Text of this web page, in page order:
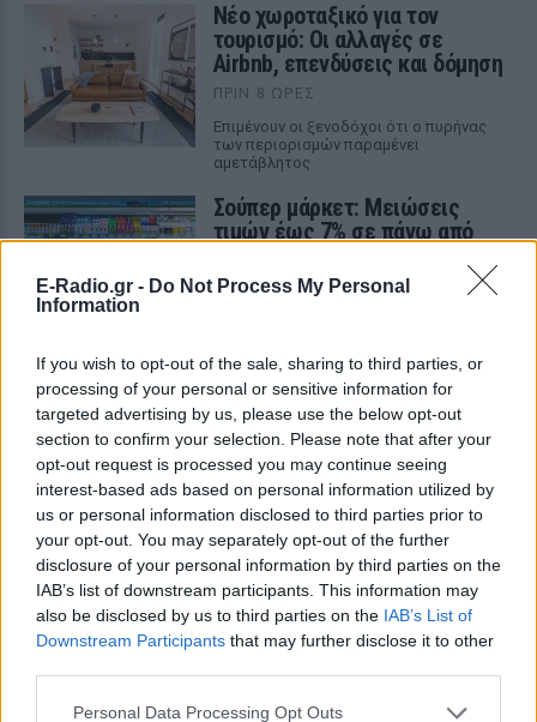
E-Radio.gr - Do Not Process My Personal
Information
If you wish to opt-out of the sale, sharing to third parties, or
processing of your personal or sensitive information for
targeted advertising by us, please use the below opt-out
section to confirm your selection. Please note that after your
opt-out request is processed you may continue seeing
interest-based ads based on personal information utilized by
us or personal information disclosed to third parties prior to
your opt-out. You may separately opt-out of the further
disclosure of your personal information by third parties on the
IAB’s list of downstream participants. This information may
also be disclosed by us to third parties on the IAB’s List of
Downstream Participants that may further disclose it to other
Personal Data Processing Opt Outs
Νέο χωροταξικό για τον
τουρισμό: Οι αλλαγές σε
Airbnb, επενδύσεις και δόμηση
ΠΡΙΝ 8 ΏΡΕΣ
Επιμένουν οι ξενοδόχοι ότι ο πυρήνας
των περιορισμών παραμένει
αμετάβλητος
Σούπερ μάρκετ: Μειώσεις
τιμών έως 7% σε πάνω από
ΠΡΙΝ 8 ΏΡΕΣ
686 επώνυμοι κωδικοί, ακόμη 230 σε
σχολικά και προϊόντα ιδιωτικής ετικέτας
- Έρχονται νέες συμμετοχές εταιρειών
«Θέλω τον μπαμπά μου»: Το
βίντεο της μεθυσμένης οδηγού
που σκότωσε νύφη ώρες μετά
τον γάμο της
ΧΤΕΣ
Η Jamie Lee Komoroski, με αλκοόλ
τριπλάσιο του νόμιμου ορίου, έπεσε
πάνω στο golf cart των νεόνυμφων στο
Folly Beach - τώρα νέο υλικό από το
αστυνομικό τμήμα αποκαλύπτει τη
σύγκρουση